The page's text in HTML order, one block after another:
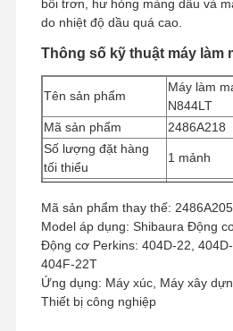
bôi trơn, hư hỏng màng dầu và
do nhiệt độ dầu quá cao.
Thông số kỹ thuật máy làm
Tên sản phẩm
Máy làm
N844LT
Mã sản phẩm
2486A218
Số lượng đặt hàng
tối thiểu
1 mảnh
toán
Phương thức vận
chuyển
UPS/DHL/
Mã sản phẩm thay thế: 2486A205
Model áp dụng: Shibaura Động
Động cơ Perkins: 404D-22, 404D-
404F-22T
Ứng dụng: Máy xúc, Máy xây
Thiết bị công nghiệp